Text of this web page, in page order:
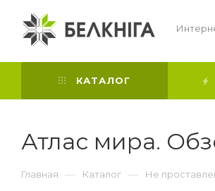
КАТАЛОГ
Атлас мира.
Главная — Каталог — Не